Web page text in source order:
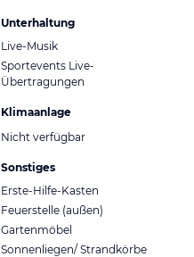
Unterhaltung
Live-Musik
Sportevents Live-
Übertragungen
Klimaanlage
Nicht verfügbar
Sonstiges
Erste-Hilfe-Kasten
Feuerstelle (außen)
Gartenmöbel
Sonnenliegen/ Strandkörbe